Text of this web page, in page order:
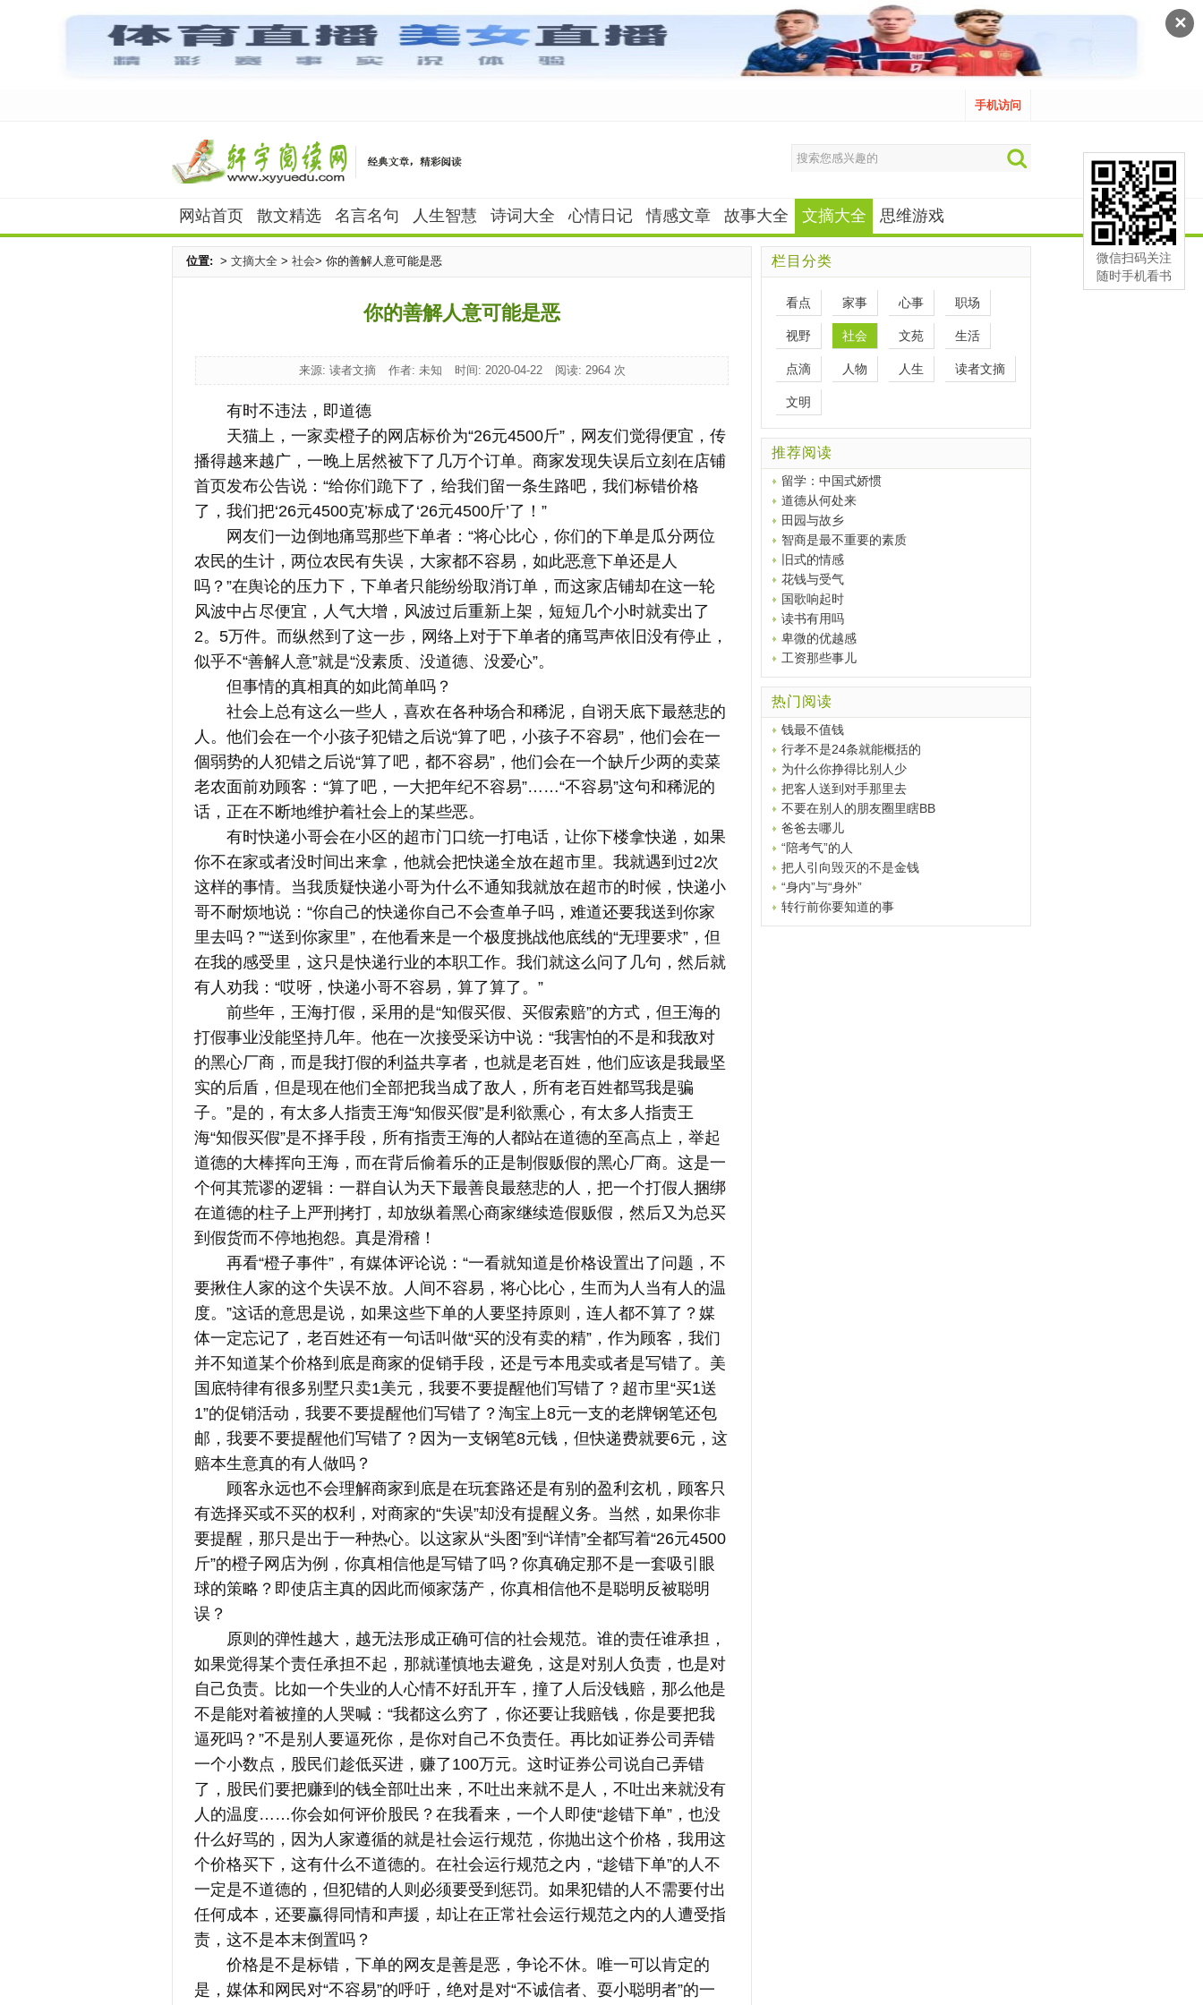
✕
手机访问
网站首页 散文精选 名言名句 人生智慧 诗词大全 心情日记 情感文章 故事大全 文摘大全 思维游戏
位置: > 文摘大全 > 社会> 你的善解人意可能是恶
你的善解人意可能是恶
来源: 读者文摘 作者: 未知 时间: 2020-04-22 阅读: 2964 次
有时不违法，即道德
天猫上，一家卖橙子的网店标价为“26元4500斤”，网友们觉得便宜，传
播得越来越广，一晚上居然被下了几万个订单。商家发现失误后立刻在店铺
首页发布公告说：“给你们跪下了，给我们留一条生路吧，我们标错价格
了，我们把‘26元4500克’标成了‘26元4500斤’了！”
网友们一边倒地痛骂那些下单者：“将心比心，你们的下单是瓜分两位
农民的生计，两位农民有失误，大家都不容易，如此恶意下单还是人
吗？”在舆论的压力下，下单者只能纷纷取消订单，而这家店铺却在这一轮
风波中占尽便宜，人气大增，风波过后重新上架，短短几个小时就卖出了
2。5万件。而纵然到了这一步，网络上对于下单者的痛骂声依旧没有停止，
似乎不“善解人意”就是“没素质、没道德、没爱心”。
但事情的真相真的如此简单吗？
社会上总有这么一些人，喜欢在各种场合和稀泥，自诩天底下最慈悲的
人。他们会在一个小孩子犯错之后说“算了吧，小孩子不容易”，他们会在一
個弱势的人犯错之后说“算了吧，都不容易”，他们会在一个缺斤少两的卖菜
老农面前劝顾客：“算了吧，一大把年纪不容易”……“不容易”这句和稀泥的
话，正在不断地维护着社会上的某些恶。
有时快递小哥会在小区的超市门口统一打电话，让你下楼拿快递，如果
你不在家或者没时间出来拿，他就会把快递全放在超市里。我就遇到过2次
这样的事情。当我质疑快递小哥为什么不通知我就放在超市的时候，快递小
哥不耐烦地说：“你自己的快递你自己不会查单子吗，难道还要我送到你家
里去吗？”“送到你家里”，在他看来是一个极度挑战他底线的“无理要求”，但
在我的感受里，这只是快递行业的本职工作。我们就这么问了几句，然后就
有人劝我：“哎呀，快递小哥不容易，算了算了。”
前些年，王海打假，采用的是“知假买假、买假索赔”的方式，但王海的
打假事业没能坚持几年。他在一次接受采访中说：“我害怕的不是和我敌对
的黑心厂商，而是我打假的利益共享者，也就是老百姓，他们应该是我最坚
实的后盾，但是现在他们全部把我当成了敌人，所有老百姓都骂我是骗
子。”是的，有太多人指责王海“知假买假”是利欲熏心，有太多人指责王
海“知假买假”是不择手段，所有指责王海的人都站在道德的至高点上，举起
道德的大棒挥向王海，而在背后偷着乐的正是制假贩假的黑心厂商。这是一
个何其荒谬的逻辑：一群自认为天下最善良最慈悲的人，把一个打假人捆绑
在道德的柱子上严刑拷打，却放纵着黑心商家继续造假贩假，然后又为总买
到假货而不停地抱怨。真是滑稽！
再看“橙子事件”，有媒体评论说：“一看就知道是价格设置出了问题，不
要揪住人家的这个失误不放。人间不容易，将心比心，生而为人当有人的温
度。”这话的意思是说，如果这些下单的人要坚持原则，连人都不算了？媒
体一定忘记了，老百姓还有一句话叫做“买的没有卖的精”，作为顾客，我们
并不知道某个价格到底是商家的促销手段，还是亏本甩卖或者是写错了。美
国底特律有很多别墅只卖1美元，我要不要提醒他们写错了？超市里“买1送
1”的促销活动，我要不要提醒他们写错了？淘宝上8元一支的老牌钢笔还包
邮，我要不要提醒他们写错了？因为一支钢笔8元钱，但快递费就要6元，这
赔本生意真的有人做吗？
顾客永远也不会理解商家到底是在玩套路还是有别的盈利玄机，顾客只
有选择买或不买的权利，对商家的“失误”却没有提醒义务。当然，如果你非
要提醒，那只是出于一种热心。以这家从“头图”到“详情”全都写着“26元4500
斤”的橙子网店为例，你真相信他是写错了吗？你真确定那不是一套吸引眼
球的策略？即使店主真的因此而倾家荡产，你真相信他不是聪明反被聪明
误？
原则的弹性越大，越无法形成正确可信的社会规范。谁的责任谁承担，
如果觉得某个责任承担不起，那就谨慎地去避免，这是对别人负责，也是对
自己负责。比如一个失业的人心情不好乱开车，撞了人后没钱赔，那么他是
不是能对着被撞的人哭喊：“我都这么穷了，你还要让我赔钱，你是要把我
逼死吗？”不是别人要逼死你，是你对自己不负责任。再比如证券公司弄错
一个小数点，股民们趁低买进，赚了100万元。这时证券公司说自己弄错
了，股民们要把赚到的钱全部吐出来，不吐出来就不是人，不吐出来就没有
人的温度……你会如何评价股民？在我看来，一个人即使“趁错下单”，也没
什么好骂的，因为人家遵循的就是社会运行规范，你抛出这个价格，我用这
个价格买下，这有什么不道德的。在社会运行规范之内，“趁错下单”的人不
一定是不道德的，但犯错的人则必须要受到惩罚。如果犯错的人不需要付出
任何成本，还要赢得同情和声援，却让在正常社会运行规范之内的人遭受指
责，这不是本末倒置吗？
价格是不是标错，下单的网友是善是恶，争论不休。唯一可以肯定的
是，媒体和网民对“不容易”的呼吁，绝对是对“不诚信者、耍小聪明者”的一
栏目分类
看点 家事 心事 职场
视野 社会 文苑 生活
点滴 人物 人生 读者文摘
文明
推荐阅读
留学：中国式娇惯
道德从何处来
田园与故乡
智商是最不重要的素质
旧式的情感
花钱与受气
国歌响起时
读书有用吗
卑微的优越感
工资那些事儿
热门阅读
钱最不值钱
行孝不是24条就能概括的
为什么你挣得比别人少
把客人送到对手那里去
不要在别人的朋友圈里瞎BB
爸爸去哪儿
“陪考气”的人
把人引向毁灭的不是金钱
“身内”与“身外”
转行前你要知道的事
微信扫码关注
随时手机看书